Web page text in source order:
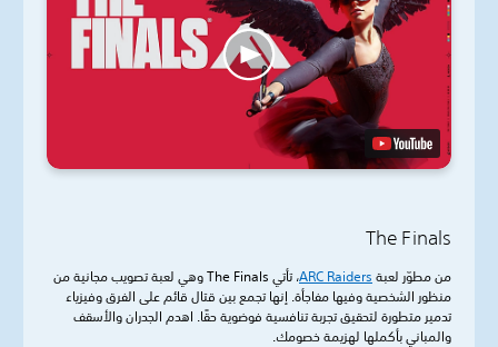
The Finals
من مطوّر لعبةARC Raiders
، تأتي The Finals وهي لعبة تصويب مجانية من
منظور الشخصية وفيها مفاجأة. إنها تجمع بين قتال قائم على الفرق وفيزياء
تدمير متطورة لتحقيق تجربة تنافسية فوضوية حقًا. اهدم الجدران والأسقف
والمباني بأكملها لهزيمة خصومك.